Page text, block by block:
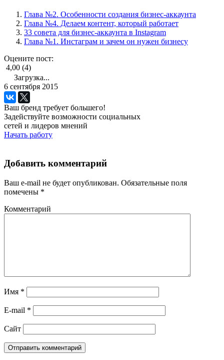
Глава №2. Особенности создания бизнес-аккаунта
Глава №4. Делаем контент, который работает
33 совета для бизнес-аккаунта в Instagram
Глава №1. Инстаграм и зачем он нужен бизнесу
Оцените пост:
4,00 (4)
Загрузка...
6 сентября 2015
Ваш бренд требует большего!
Задействуйте возможности социальных
сетей и лидеров мнений
Начать работу
Добавить комментарий
Ваш e-mail не будет опубликован. Обязательные поля
помечены *
Комментарий
Имя *
E-mail *
Сайт